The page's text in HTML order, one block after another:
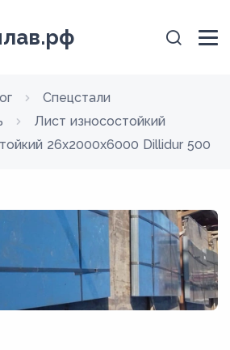
Спецстали
Лист износостойкий
26x2000x6000 Dillidur 500